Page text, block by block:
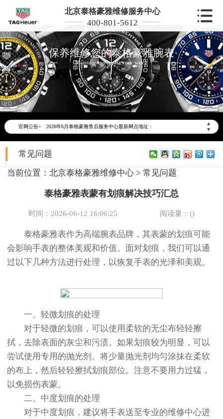
北京泰格豪雅维修服务中心
400-801-5612
保养维修您的泰格豪雅腕表
Maintain and repair your watch
官网公告>
▲
▼
2026年6月泰格豪雅北京市售后服务网络优化升级公告
2026年6月北京市泰格豪雅官方售后客户服务热线：400-801-5612
2026年6月泰格豪雅售后服务中心最新网点地址：
北京市东城区东长安街1号东方广场写字楼W3座6层602室（需提前预约）
北京市朝阳区建国门外大街甲6号华熙国际中心写字楼D座11层1102室（需提前预约）
节假日正常营业！
常见问题
当前位置： 北京泰格豪雅维修中心 > 常见问题
泰格豪雅表蒙有划痕解决技巧汇总
时间：2026-06-12 16:06:25 阅读量：()
泰格豪雅表作为高端腕表品牌，其表蒙的划痕可能
会影响手表的整体美观和价值。面对划痕，我们可以通
过以下几种方法进行处理，以恢复手表的光泽和美观。
一、轻微划痕的处理
对于轻微的划痕，可以使用柔软的无尘布轻轻擦
拭，去除表面的灰尘和污渍。如果划痕较为明显，可以
尝试使用专用的抛光剂。将少量抛光剂均匀涂抹在柔软
的布上，然后轻轻擦拭划痕部位。注意不要用力过猛，
以免损伤表蒙。
二、中度划痕的处理
对于中度划痕，建议将手表送至专业的维修中心进